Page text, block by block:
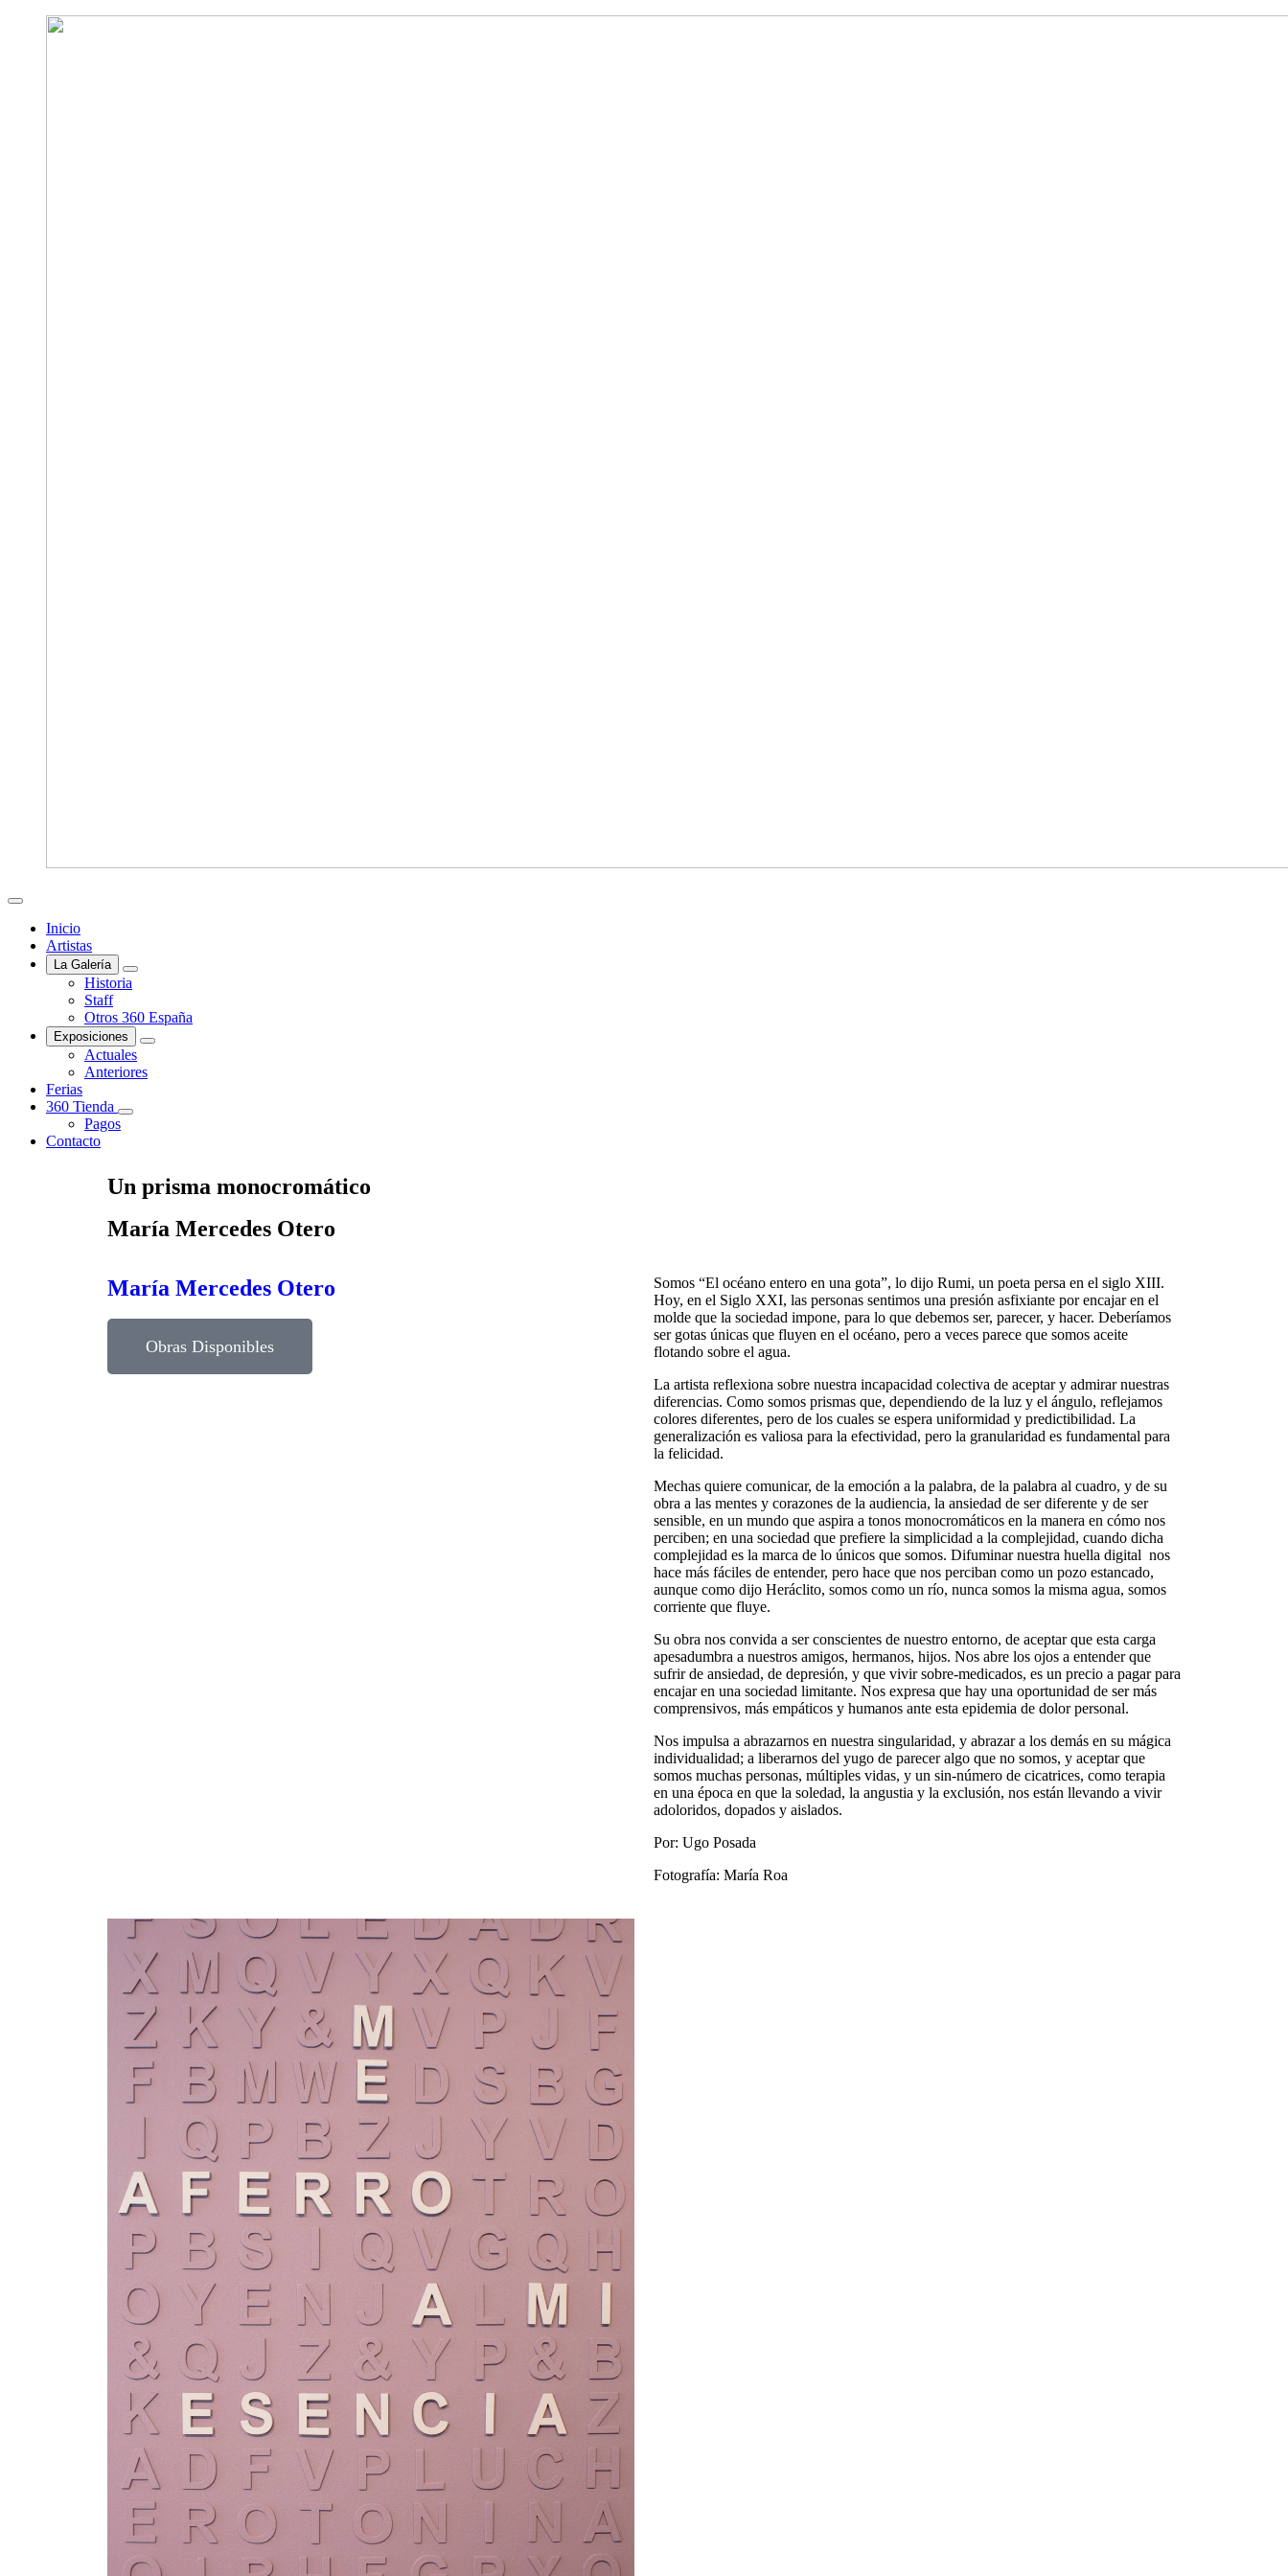
Inicio
Artistas
La Galería
Historia
Staff
Otros 360 España
Exposiciones
Actuales
Anteriores
Ferias
360 Tienda
Pagos
Contacto
Un prisma monocromático
María Mercedes Otero
María Mercedes Otero
Obras Disponibles
Somos “El océano entero en una gota”, lo dijo Rumi, un poeta persa en el siglo XIII.
Hoy, en el Siglo XXI, las personas sentimos una presión asfixiante por encajar en el
molde que la sociedad impone, para lo que debemos ser, parecer, y hacer. Deberíamos
ser gotas únicas que fluyen en el océano, pero a veces parece que somos aceite
flotando sobre el agua.
La artista reflexiona sobre nuestra incapacidad colectiva de aceptar y admirar nuestras
diferencias. Como somos prismas que, dependiendo de la luz y el ángulo, reflejamos
colores diferentes, pero de los cuales se espera uniformidad y predictibilidad. La
generalización es valiosa para la efectividad, pero la granularidad es fundamental para
la felicidad.
Mechas quiere comunicar, de la emoción a la palabra, de la palabra al cuadro, y de su
obra a las mentes y corazones de la audiencia, la ansiedad de ser diferente y de ser
sensible, en un mundo que aspira a tonos monocromáticos en la manera en cómo nos
perciben; en una sociedad que prefiere la simplicidad a la complejidad, cuando dicha
complejidad es la marca de lo únicos que somos. Difuminar nuestra huella digital nos
hace más fáciles de entender, pero hace que nos perciban como un pozo estancado,
aunque como dijo Heráclito, somos como un río, nunca somos la misma agua, somos
corriente que fluye.
Su obra nos convida a ser conscientes de nuestro entorno, de aceptar que esta carga
apesadumbra a nuestros amigos, hermanos, hijos. Nos abre los ojos a entender que
sufrir de ansiedad, de depresión, y que vivir sobre-medicados, es un precio a pagar para
encajar en una sociedad limitante. Nos expresa que hay una oportunidad de ser más
comprensivos, más empáticos y humanos ante esta epidemia de dolor personal.
Nos impulsa a abrazarnos en nuestra singularidad, y abrazar a los demás en su mágica
individualidad; a liberarnos del yugo de parecer algo que no somos, y aceptar que
somos muchas personas, múltiples vidas, y un sin-número de cicatrices, como terapia
en una época en que la soledad, la angustia y la exclusión, nos están llevando a vivir
adoloridos, dopados y aislados.
Por: Ugo Posada
Fotografía: María Roa